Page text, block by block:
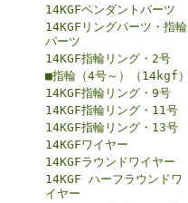
14KGFペンダントパーツ
14KGFリングパーツ・指輪
パーツ
14KGF指輪リング・2号
■指輪（4号～）（14kgf）
14KGF指輪リング・9号
14KGF指輪リング・11号
14KGF指輪リング・13号
14KGFワイヤー
14KGFラウンドワイヤー
14KGF ハーフラウンドワ
イヤー